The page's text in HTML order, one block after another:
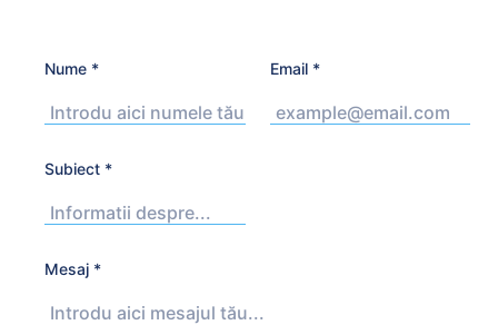
Nume * Email *
Subiect *
Mesaj *